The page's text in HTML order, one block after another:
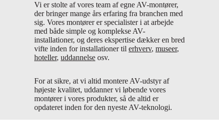
Vi er stolte af vores team af egne AV-montører,
der bringer mange års erfaring fra branchen med
sig. Vores montører er specialister i at arbejde
med både simple og komplekse AV-
installationer, og deres ekspertise dækker en bred
vifte inden for installationer til erhverv, museer,
hoteller, uddannelse osv.
For at sikre, at vi altid montere AV-udstyr af
højeste kvalitet, uddanner vi løbende vores
montører i vores produkter, så de altid er
opdateret inden for den nyeste AV-teknologi.